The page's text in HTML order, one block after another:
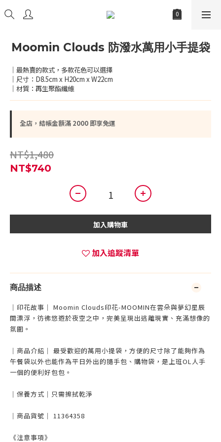
Moomin Clouds 防潑水萬用小手提袋
｜最熱賣的款式，多款花色可以選擇
｜尺寸：D8.5cm x H20cm x W22cm
｜材質：再生聚酯纖維
全店，結帳金額滿 2000 即享免運
NT$1,480
NT$740
加入購物車
加入追蹤清單
商品描述
｜印花故事｜ Moomin Clouds印花-MOOMIN在雲朵與夢幻星辰
間漂浮，彷彿悠遊於夜空之中，完美呈現出逃離現實、充滿想像的
氛圍。
｜商品介紹｜ 最受歡迎的萬用小提袋，方便的尺寸除了能夠作為
午餐袋以外也能作為平日外出的隨手包、購物袋，是上班OL人手
一個的便利好包包。
｜保養方式｜只需擦拭乾淨
｜商品貨號｜ 11364358
《注意事項》